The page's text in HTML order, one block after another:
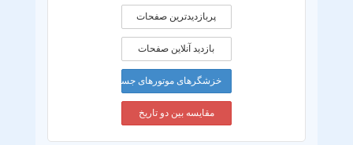
پربازدیدترین صفحات
بازدید آنلاین صفحات
خزشگرهای موتورهای جستجو
مقایسه بین دو تاریخ